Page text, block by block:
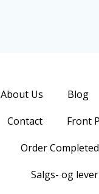
About Us Blog
Contact
Front
Order Completed
Salgs- og